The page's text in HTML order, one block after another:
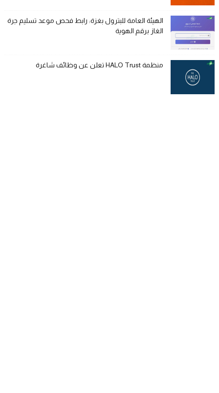
الهيئة العامة للبترول بغزة: رابط فحص موعد تسليم جرة
الغاز برقم الهوية
منظمة HALO Trust تعلن عن وظائف شاغرة